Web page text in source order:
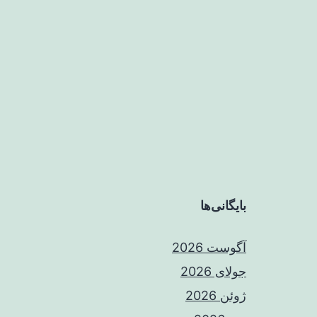
بایگانی‌ها
آگوست 2026
جولای 2026
ژوئن 2026